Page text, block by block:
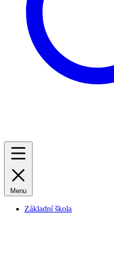
Menu
Základní škola